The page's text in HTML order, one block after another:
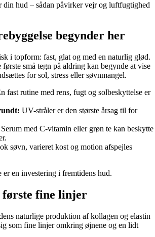
hud – sådan påvirker vejr og luftfugtighed
begynder her
i topform: fast, glat og med en naturlig glød.
første små tegn på aldring kan begynde at vise
for sol, stress eller søvnmangel.
fast rutine med rens, fugt og solbeskyttelse er
UV-stråler er den største årsag til for
Serum med C-vitamin eller grøn te kan beskytte
søvn, varieret kost og motion afspejles
er en investering i fremtidens hud.
første fine linjer
naturlige produktion af kollagen og elastin
som fine linjer omkring øjnene og en lidt